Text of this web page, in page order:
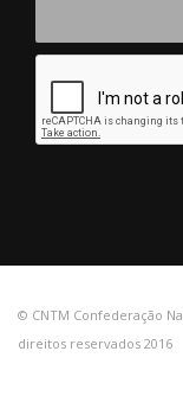
© CNTM Confederação
direitos reservados 2016